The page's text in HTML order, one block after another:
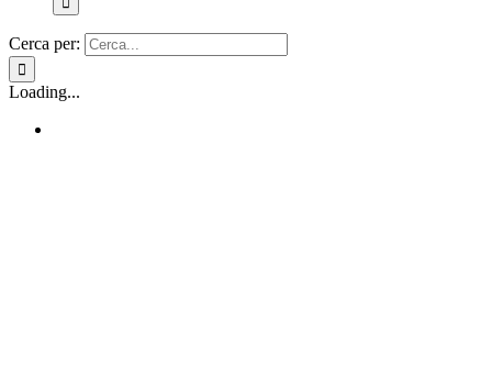
Cerca per:
Loading...